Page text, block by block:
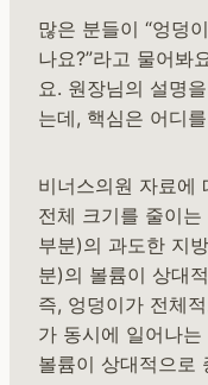
많은 분들이 “엉덩
나요?”라고 물어봐
요. 원장님의 설명
는데, 핵심은 어디
비너스의원 자료에
전체 크기를 줄이
부분)의 과도한 지
분)의 볼륨이 상대
즉, 엉덩이가 전체
가 동시에 일어나
볼륨이 상대적으로